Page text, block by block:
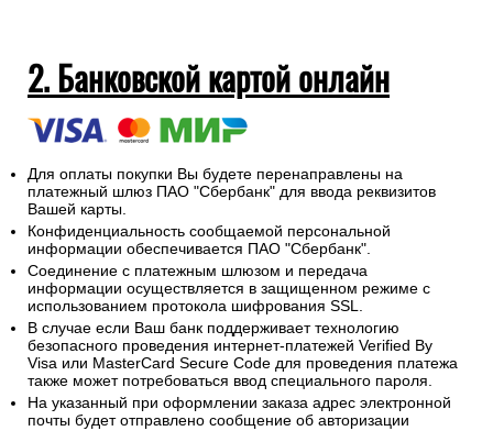
2. Банковской картой онлайн
Для оплаты покупки Вы будете перенаправлены на
платежный шлюз ПАО "Сбербанк" для ввода реквизитов
Вашей карты.
Конфиденциальность сообщаемой персональной
информации обеспечивается ПАО "Сбербанк".
Соединение с платежным шлюзом и передача
информации осуществляется в защищенном режиме с
использованием протокола шифрования SSL.
В случае если Ваш банк поддерживает технологию
безопасного проведения интернет-платежей Verified By
Visa или MasterCard Secure Code для проведения платежа
также может потребоваться ввод специального пароля.
На указанный при оформлении заказа адрес электронной
почты будет отправлено сообщение об авторизации